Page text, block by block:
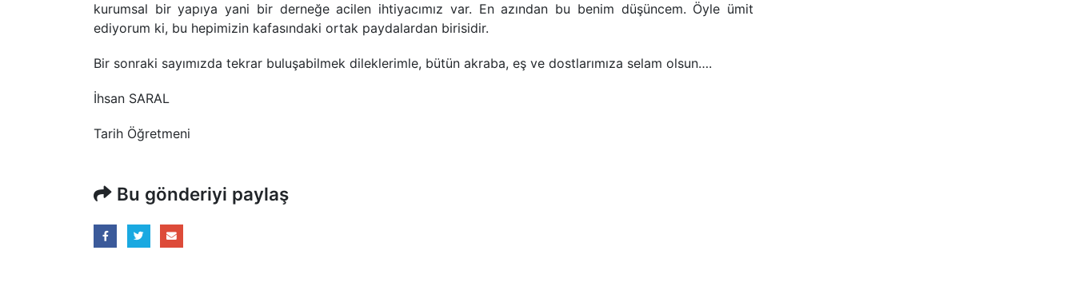
kurumsal bir yapıya yani bir derneğe acilen ihtiyacımız var. En azından bu benim düşüncem. Öyle ümit
ediyorum ki, bu hepimizin kafasındaki ortak paydalardan birisidir.
Bir sonraki sayımızda tekrar buluşabilmek dileklerimle, bütün akraba, eş ve dostlarımıza selam olsun….
İhsan SARAL
Tarih Öğretmeni
Bu gönderiyi paylaş